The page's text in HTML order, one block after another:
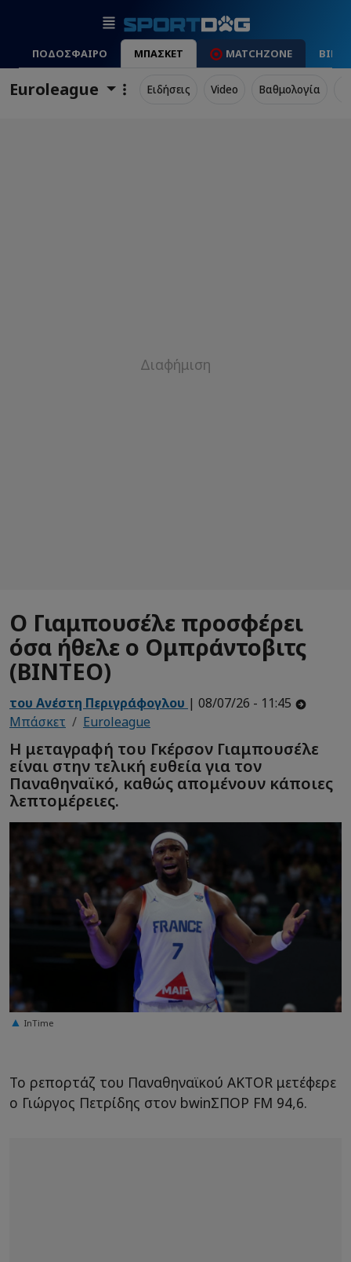
ΠΟΔΟΣΦΑΙΡΟ ΜΠΑΣΚΕΤ MATCHZONE
Euroleague Ειδήσεις Video Βαθμολογία
Ο Γιαμπουσέλε προσφέρει
όσα ήθελε ο Ομπράντοβιτς
(ΒΙΝΤΕΟ)
του Ανέστη Περιγράφογλου | 08/07/26 - 11:45
Μπάσκετ
Euroleague
Η μεταγραφή του Γκέρσον Γιαμπουσέλε
είναι στην τελική ευθεία για τον
Παναθηναϊκό, καθώς απομένουν κάποιες
λεπτομέρειες.
InTime
Το ρεπορτάζ του Παναθηναϊκού AKTOR μετέφερε
ο Γιώργος Πετρίδης στον bwinΣΠΟΡ FM 94,6.